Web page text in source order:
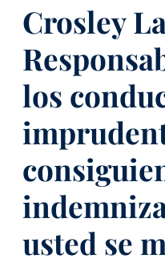
Crosley
los
usted se